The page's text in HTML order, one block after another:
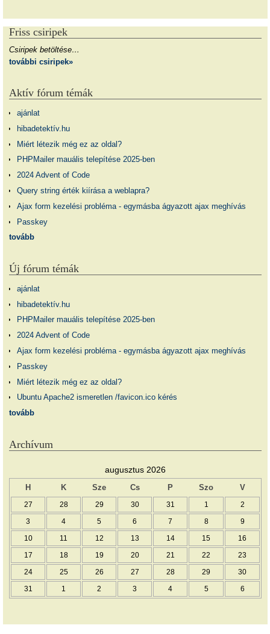
Friss csiripek
Csiripek betöltése…
további csiripek»
Aktív fórum témák
ajánlat
hibadetektív.hu
Miért létezik még ez az oldal?
PHPMailer mauális telepítése 2025-ben
2024 Advent of Code
Query string érték kiírása a weblapra?
Ajax form kezelési probléma - egymásba ágyazott ajax meghívás
Passkey
tovább
Új fórum témák
ajánlat
hibadetektív.hu
PHPMailer mauális telepítése 2025-ben
2024 Advent of Code
Ajax form kezelési probléma - egymásba ágyazott ajax meghívás
Passkey
Miért létezik még ez az oldal?
Ubuntu Apache2 ismeretlen /favicon.ico kérés
tovább
Archívum
augusztus 2026
H K Sze Cs P Szo V
27 28 29 30 31 1 2
3 4 5 6 7 8 9
10 11 12 13 14 15 16
17 18 19 20 21 22 23
24 25 26 27 28 29 30
31 1 2 3 4 5 6